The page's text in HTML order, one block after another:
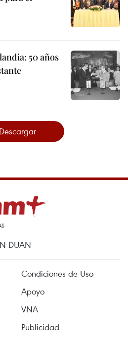
50 años
Descargar
DUAN
Condiciones de Uso
Apoyo
VNA
Publicidad